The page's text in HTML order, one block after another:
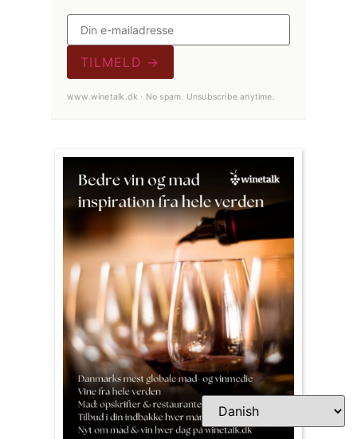
TILMELD →
www.winetalk.dk · No spam. Unsubscribe anytime.